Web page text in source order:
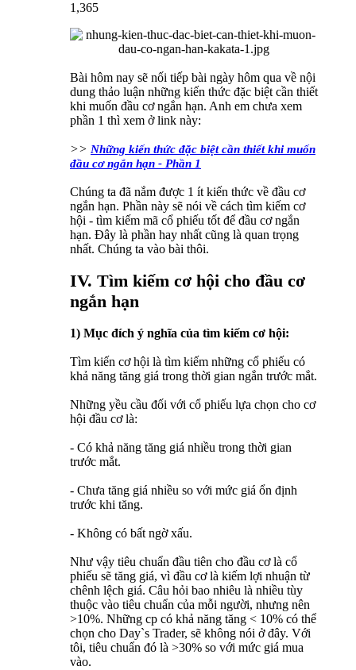
1,365
Bài hôm nay sẽ nối tiếp bài ngày hôm qua về nội
dung thảo luận những kiến thức đặc biệt cần thiết
khi muốn đầu cơ ngắn hạn. Anh em chưa xem
phần 1 thì xem ở link này:
>> Những kiến thức đặc biệt cần thiết khi muốn
đầu cơ ngắn hạn - Phần 1
Chúng ta đã nắm được 1 ít kiến thức về đầu cơ
ngắn hạn. Phần này sẽ nói về cách tìm kiếm cơ
hội - tìm kiếm mã cổ phiếu tốt để đầu cơ ngắn
hạn. Đây là phần hay nhất cũng là quan trọng
nhất. Chúng ta vào bài thôi.
IV. Tìm kiếm cơ hội cho đầu cơ
ngắn hạn
1) Mục đích ý nghĩa của tìm kiếm cơ hội:
Tìm kiến cơ hội là tìm kiếm những cổ phiếu có
khả năng tăng giá trong thời gian ngắn trước mắt.
Những yều cầu đối với cổ phiếu lựa chọn cho cơ
hội đầu cơ là:
- Có khả năng tăng giá nhiều trong thời gian
trước mắt.
- Chưa tăng giá nhiều so với mức giá ổn định
trước khi tăng.
- Không có bất ngờ xấu.
Như vậy tiêu chuẩn đầu tiên cho đầu cơ là cổ
phiếu sẽ tăng giá, vì đầu cơ là kiếm lợi nhuận từ
chênh lệch giá. Câu hỏi bao nhiêu là nhiều tùy
thuộc vào tiêu chuẩn của mỗi người, nhưng nên
>10%. Những cp có khả năng tăng < 10% có thể
chọn cho Day`s Trader, sẽ không nói ở đây. Với
tôi, tiêu chuẩn đó là >30% so với mức giá mua
vào.